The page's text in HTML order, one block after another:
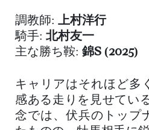
調教師: 上村洋行
騎手: 北村友一
主な勝ち鞍: 錦S (2025)
キャリアはそれほど多
感ある走りを見せてい
念では、伏兵のトップ